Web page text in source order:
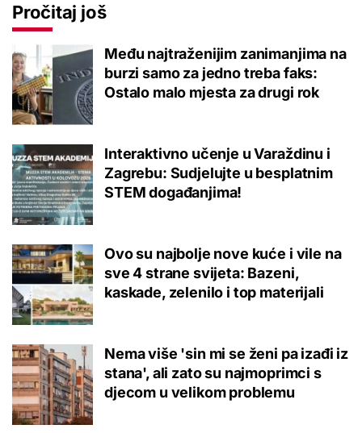
Pročitaj još
Među najtraženijim zanimanjima na
burzi samo za jedno treba faks:
Ostalo malo mjesta za drugi rok
Interaktivno učenje u Varaždinu i
Zagrebu: Sudjelujte u besplatnim
STEM događanjima!
Ovo su najbolje nove kuće i vile na
sve 4 strane svijeta: Bazeni,
kaskade, zelenilo i top materijali
Nema više 'sin mi se ženi pa izađi iz
stana', ali zato su najmoprimci s
djecom u velikom problemu